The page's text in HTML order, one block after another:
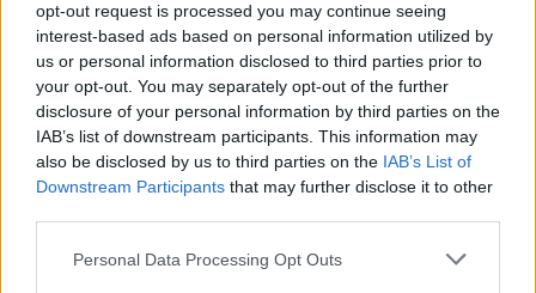
opt-out request is processed you may continue seeing
interest-based ads based on personal information utilized by
us or personal information disclosed to third parties prior to
your opt-out. You may separately opt-out of the further
disclosure of your personal information by third parties on the
IAB’s list of downstream participants. This information may
also be disclosed by us to third parties on the IAB’s List of
Downstream Participants that may further disclose it to other
Please note that this website/app uses one or more Google
Personal Data Processing Opt Outs
Όχι μόνο για να βρίσκομαι στο ελληνικό
πρωτάθλημα, αλλά για να πάω σε μια καλύτερη
ομάδα. Αλλά είναι η καθημερινή δουλειά, θέλω να
βελτιώνομαι και να σκέφτομαι μεγάλα πράγματα».